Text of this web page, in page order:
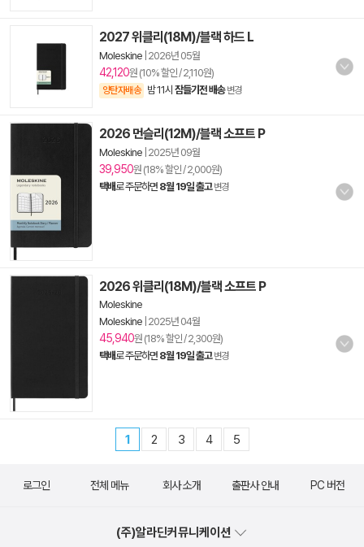
2027 위클리(18M)/블랙 하드 L
Moleskine 2026년 05월
42,120원 (10% 할인 / 2,110원)
양탄자배송 밤 11시 잠들기전 배송 변경
2026 먼슬리(12M)/블랙 소프트 P
Moleskine 2025년 09월
39,950원 (18% 할인 / 2,000원)
택배로 주문하면 8월 19일 출고 변경
2026 위클리(18M)/블랙 소프트 P
Moleskine
Moleskine 2025년 04월
45,940원 (18% 할인 / 2,300원)
택배로 주문하면 8월 19일 출고 변경
1 2 3 4 5
로그인 전체 메뉴 회사 소개 출판사 안내 PC 버전
(주)알라딘커뮤니케이션